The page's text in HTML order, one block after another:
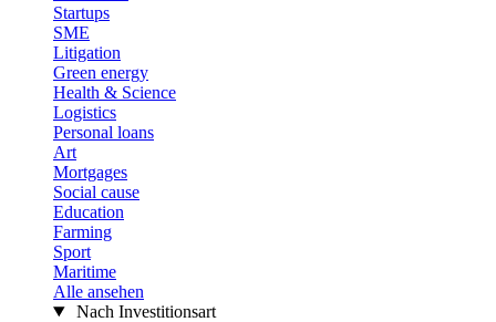
Startups
SME
Litigation
Green energy
Health & Science
Logistics
Personal loans
Art
Mortgages
Social cause
Education
Farming
Sport
Maritime
Alle ansehen
Nach Investitionsart